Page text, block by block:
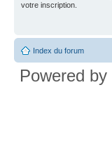
votre inscription.
Index du forum
Powered by